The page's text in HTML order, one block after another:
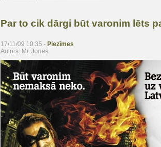
Par to cik dārgi būt varonim lēts
17/11/09 10:35 - Piezīmes
Autors: Mr. Jones